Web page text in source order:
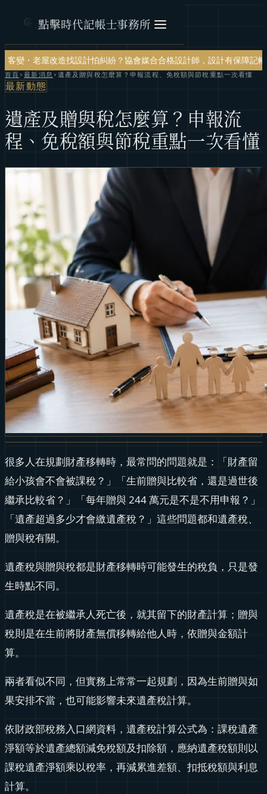
點擊時代記帳士事務所
找設計怕糾紛？協會媒合合格設計師，設計有保障記帳報稅・節稅規
首頁 ›最新消息 › 遺產及贈與稅怎麼算？申報流程、免稅額與節稅重點一次看懂
最新動態
遺產及贈與稅怎麼算？申報流
程、免稅額與節稅重點一次看懂
很多人在規劃財產移轉時，最常問的問題就是：「財產留
給小孩會不會被課稅？」「生前贈與比較省，還是過世後
繼承比較省？」「每年贈與 244 萬元是不是不用申報？」
「遺產超過多少才會繳遺產稅？」這些問題都和遺產稅、
贈與稅有關。
遺產稅與贈與稅都是財產移轉時可能發生的稅負，只是發
生時點不同。
遺產稅是在被繼承人死亡後，就其留下的財產計算；贈與
稅則是在生前將財產無償移轉給他人時，依贈與金額計
算。
兩者看似不同，但實務上常常一起規劃，因為生前贈與如
果安排不當，也可能影響未來遺產稅計算。
依財政部稅務入口網資料，遺產稅計算公式為：課稅遺產
淨額等於遺產總額減免稅額及扣除額，應納遺產稅額則以
課稅遺產淨額乘以稅率，再減累進差額、扣抵稅額與利息
計算。